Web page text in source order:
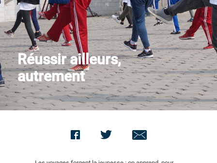
Nous contacter
Réussir ailleurs,
autrement